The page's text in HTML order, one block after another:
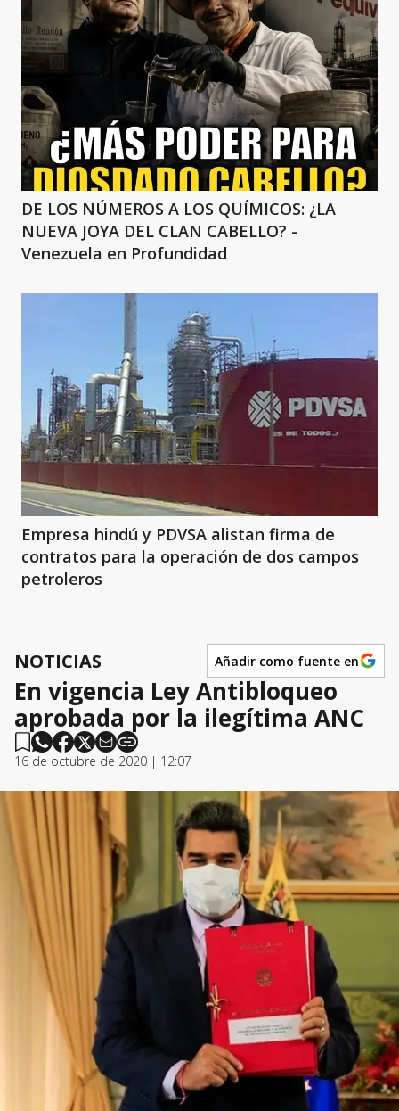
DE LOS NÚMEROS A LOS QUÍMICOS: ¿LA
NUEVA JOYA DEL CLAN CABELLO? -
Venezuela en Profundidad
Empresa hindú y PDVSA alistan firma de
contratos para la operación de dos campos
petroleros
NOTICIAS Añadir como fuente en
En vigencia Ley Antibloqueo
aprobada por la ilegítima ANC
16 de octubre de 2020 | 12:07